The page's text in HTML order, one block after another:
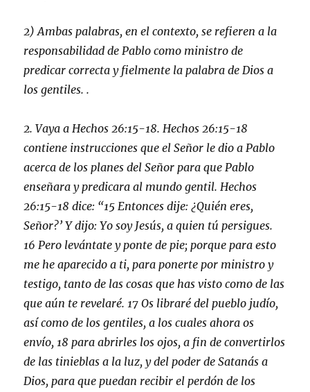
2) Ambas palabras, en el contexto, se refieren a la
responsabilidad de Pablo como ministro de
predicar correcta y fielmente la palabra de Dios a
los gentiles. .
2. Vaya a Hechos 26:15-18. Hechos 26:15-18
contiene instrucciones que el Señor le dio a Pablo
acerca de los planes del Señor para que Pablo
enseñara y predicara al mundo gentil. Hechos
26:15-18 dice: “15 Entonces dije: ¿Quién eres,
Señor?’ Y dijo: Yo soy Jesús, a quien tú persigues.
16 Pero levántate y ponte de pie; porque para esto
me he aparecido a ti, para ponerte por ministro y
testigo, tanto de las cosas que has visto como de las
que aún te revelaré. 17 Os libraré del pueblo judío,
así como de los gentiles, a los cuales ahora os
envío, 18 para abrirles los ojos, a fin de convertirlos
de las tinieblas a la luz, y del poder de Satanás a
Dios, para que puedan recibir el perdón de los